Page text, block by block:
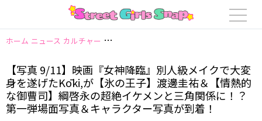
ホーム ニュース カルチャー 【写真 9/11】映画『女神降臨』別⼈級メイ
【写真 9/11】映画『女神降臨』別⼈級メイクで⼤変
⾝を遂げたKōki,が【氷の王⼦】渡邊圭祐＆【情熱的
な御曹司】綱啓永の超絶イケメンと三⾓関係に！？
第⼀弾場⾯写真＆キャラクター写真が到着！